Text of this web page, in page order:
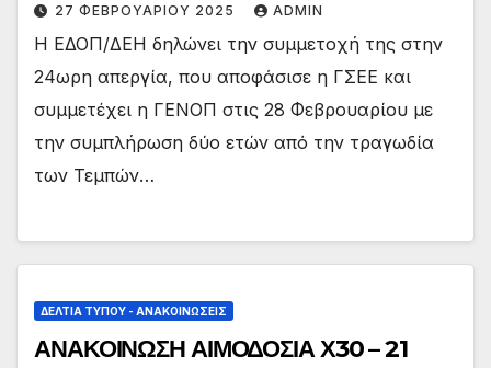
27 ΦΕΒΡΟΥΑΡΊΟΥ 2025 ADMIN
Η ΕΔΟΠ/ΔΕΗ δηλώνει την συμμετοχή της στην
24ωρη απεργία, που αποφάσισε η ΓΣΕΕ και
συμμετέχει η ΓΕΝΟΠ στις 28 Φεβρουαρίου με
την συμπλήρωση δύο ετών από την τραγωδία
των Τεμπών…
ΔΕΛΤΊΑ ΤΎΠΟΥ - ΑΝΑΚΟΙΝΏΣΕΙΣ
ΑΝΑΚΟΙΝΩΣΗ ΑΙΜΟΔΟΣΙΑ Χ30 – 21